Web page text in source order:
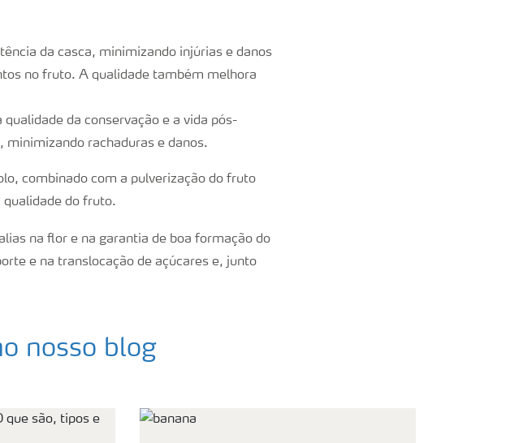
da casca, minimizando injúrias e danos
no fruto. A qualidade também melhora
da conservação e a vida pós-
rachaduras e danos.
combinado com a pulverização do fruto
qualidade do fruto.
na flor e na garantia de boa formação do
e na translocação de açúcares e, junto
nosso blog